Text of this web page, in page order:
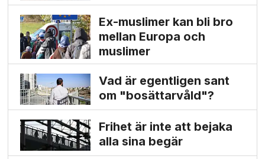
Ex-muslimer kan bli bro
mellan Europa och
muslimer
Vad är egentligen sant
om "bosättarvåld"?
Frihet är inte att bejaka
alla sina begär